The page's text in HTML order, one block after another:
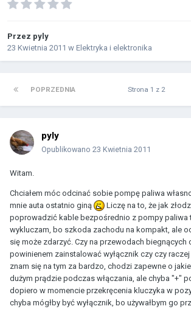
Przez pyly
23 Kwietnia 2011 w Elektryka i elektronika
POPRZEDNIA Strona 1 z 2
pyly
Opublikowano 23 Kwietnia 2011
Witam.
Chciałem móc odcinać sobie pompę paliwa
mnie auta ostatnio giną
Liczę na to, że jak
poprowadzić kable bezpośrednio z pompy paliwa
wykluczam, bo szkoda zachodu na kompakt, ale
się może zdarzyć. Czy na przewodach biegnących
powinienem zainstalować wyłącznik czy czy
znam się na tym za bardzo, chodzi zapewne o
dużym prądzie podczas włączania, ale chyba "+"
dopiero w momencie przekręcenia kluczyka w
chyba mógłby być wyłącznik, bo używałbym go